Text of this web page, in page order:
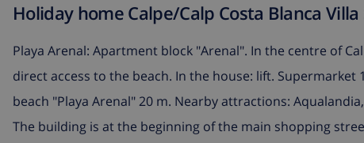
Holiday home Calpe/Calp Costa Blanca
Playa Arenal: Apartment block "Arenal". In the centre of
direct access to the beach. In the house: lift.
beach "Playa Arenal" 20 m. Nearby attractions:
The building is at the beginning of the main shopping